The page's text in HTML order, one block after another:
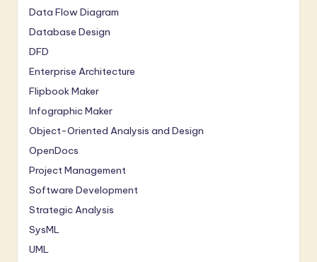
Data Flow Diagram
Database Design
DFD
Enterprise Architecture
Flipbook Maker
Infographic Maker
Object-Oriented Analysis and Design
OpenDocs
Project Management
Software Development
Strategic Analysis
SysML
UML